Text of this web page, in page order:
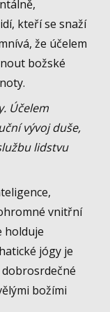
kteří se snaží
že účelem
božské
Účelem
vývoj duše,
lidstvu
vnitřní
holduje
jógy je
božími